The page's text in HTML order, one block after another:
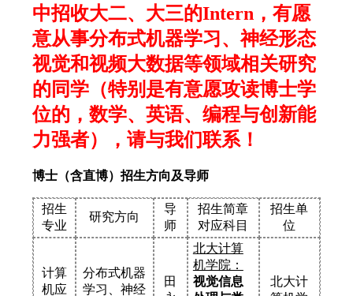
中招收大二、大三的Intern，有愿
意从事分布式机器学习、神经形态
视觉和视频大数据等领域相关研究
的同学（特别是有意愿攻读博士学
位的，数学、英语、编程与创新能
力强者），请与我们联系！
博士（含直博）招生方向及导师
招生
专业
研究方向
导
师
招生简章
对应科目
招生单
位
计算
机应
分布式机器
学习、神经
田
北大计算
机学院：
视觉信息
北大计